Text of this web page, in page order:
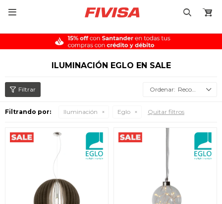

ILUMINACIÓN EGLO EN SALE
Recomendados
Filtrando por: Iluminación Eglo Quitar filtros